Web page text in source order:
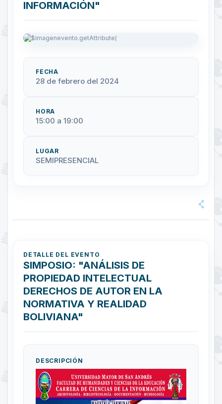
INFORMACIÓN"
FECHA
28 de febrero del 2024
HORA
15:00 a 19:00
LUGAR
SEMIPRESENCIAL
DETALLE DEL EVENTO
SIMPOSIO: "ANÁLISIS DE
PROPIEDAD INTELECTUAL
DERECHOS DE AUTOR EN LA
NORMATIVA Y REALIDAD
BOLIVIANA"
DESCRIPCIÓN